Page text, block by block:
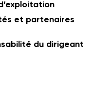
et partenaires
du dirigeant